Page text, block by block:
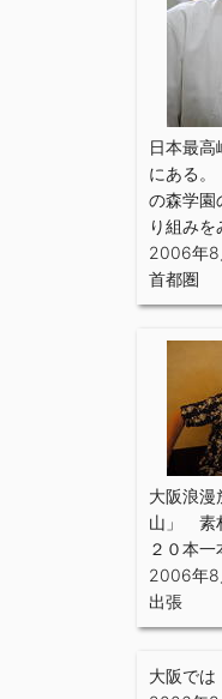
日本最高
にある
の森学園
り組みを
2006年8
首都圏
大阪浪
山」 素
２０本一
2006年8
出張
大阪では